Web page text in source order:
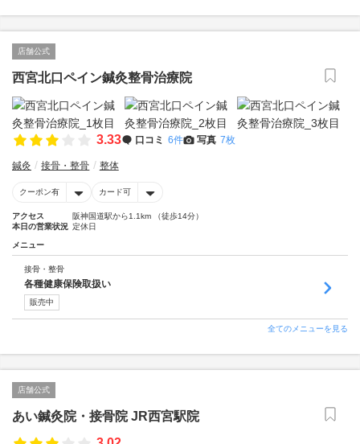
店舗公式
西宮北口ペイン鍼灸整骨治療院
3.33 口コミ 6件 写真 7枚
鍼灸 接骨・整骨 整体
クーポン有 カード可
アクセス
阪神国道駅から1.1km （徒歩14分）
本日の営業状況 定休日
メニュー
接骨・整骨
各種健康保険取扱い
販売中
全てのメニューを見る
店舗公式
あい鍼灸院・接骨院 JR西宮駅院